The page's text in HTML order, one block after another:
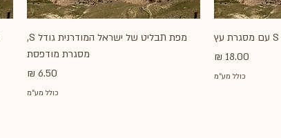
מחיר
כולל מע״מ
מפת תבליט של ישראל המודרנית גודל S,
מסגרת מודפסת
מחיר
כולל מע״מ